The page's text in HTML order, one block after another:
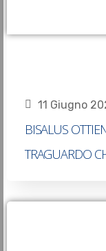
11 Giugno
BISALUS
TRAGUARDO